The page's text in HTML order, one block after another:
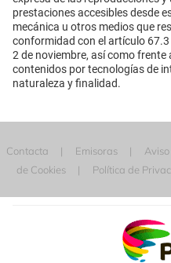
prestaciones accesibles desde
mecánica u otros medios que
conformidad con el artículo 67.3
2 de noviembre, así como
contenidos por tecnologías de
naturaleza y finalidad.
Contacta Emisoras
de Cookies
Política de